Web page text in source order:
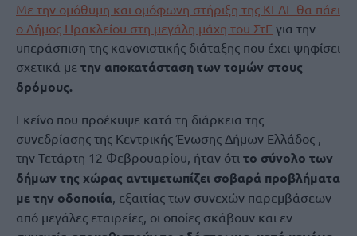
Με την ομόθυμη και ομόφωνη στήριξη της ΚΕΔΕ θα πάει
ο Δήμος Ηρακλείου στη μεγάλη μάχη του ΣτΕ για την
υπεράσπιση της κανονιστικής διάταξης που έχει ψηφίσει
σχετικά με την αποκατάσταση των τομών στους
δρόμους.
Εκείνο που προέκυψε κατά τη διάρκεια της
συνεδρίασης της Κεντρικής Ένωσης Δήμων Ελλάδος ,
την Τετάρτη 12 Φεβρουαρίου, ήταν ότι το σύνολο των
δήμων της χώρας αντιμετωπίζει σοβαρά προβλήματα
με την οδοποιία, εξαιτίας των συνεχών παρεμβάσεων
από μεγάλες εταιρείες, οι οποίες σκάβουν και εν